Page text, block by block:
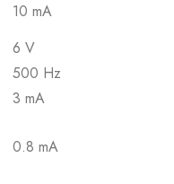
10 mA
6 V
500 Hz
3 mA
0.8 mA